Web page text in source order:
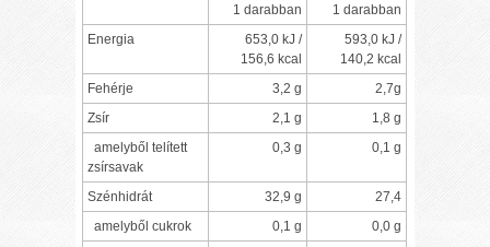
1 darabban
1 darabban
Energia
653,0 kJ /
156,6 kcal
593,0 kJ /
140,2 kcal
Fehérje
3,2 g
2,7g
Zsír
2,1 g
1,8 g
amelyből telített
zsírsavak
0,3 g 0,1 g
Szénhidrát 32,9 g
27,4
amelyből cukrok
0,1 g
0,0 g